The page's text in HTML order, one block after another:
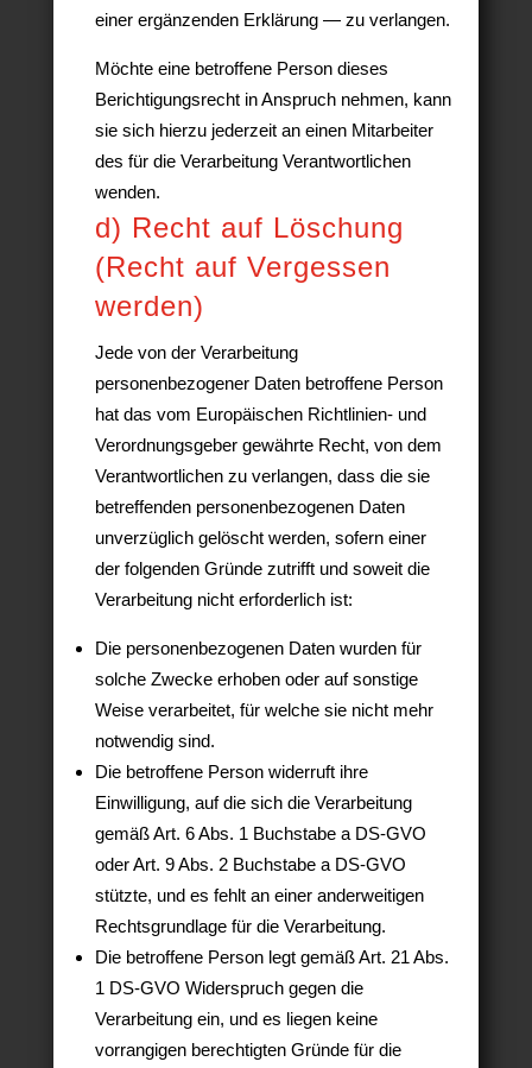
einer ergänzenden Erklärung — zu verlangen.
Möchte eine betroffene Person dieses
Berichtigungsrecht in Anspruch nehmen, kann
sie sich hierzu jederzeit an einen Mitarbeiter
des für die Verarbeitung Verantwortlichen
wenden.
d) Recht auf Löschung
(Recht auf Vergessen
werden)
Jede von der Verarbeitung
personenbezogener Daten betroffene Person
hat das vom Europäischen Richtlinien- und
Verordnungsgeber gewährte Recht, von dem
Verantwortlichen zu verlangen, dass die sie
betreffenden personenbezogenen Daten
unverzüglich gelöscht werden, sofern einer
der folgenden Gründe zutrifft und soweit die
Verarbeitung nicht erforderlich ist:
Die personenbezogenen Daten wurden für
solche Zwecke erhoben oder auf sonstige
Weise verarbeitet, für welche sie nicht mehr
notwendig sind.
Die betroffene Person widerruft ihre
Einwilligung, auf die sich die Verarbeitung
gemäß Art. 6 Abs. 1 Buchstabe a DS-GVO
oder Art. 9 Abs. 2 Buchstabe a DS-GVO
stützte, und es fehlt an einer anderweitigen
Rechtsgrundlage für die Verarbeitung.
Die betroffene Person legt gemäß Art. 21 Abs.
1 DS-GVO Widerspruch gegen die
Verarbeitung ein, und es liegen keine
vorrangigen berechtigten Gründe für die